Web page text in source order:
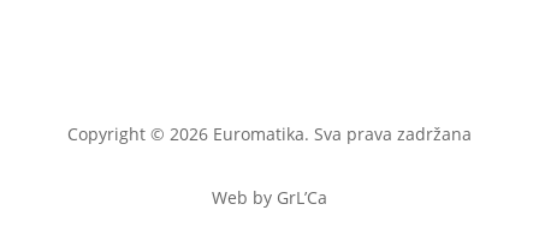
Copyright © 2026 Euromatika. Sva prava zadržana
Web by GrL’Ca